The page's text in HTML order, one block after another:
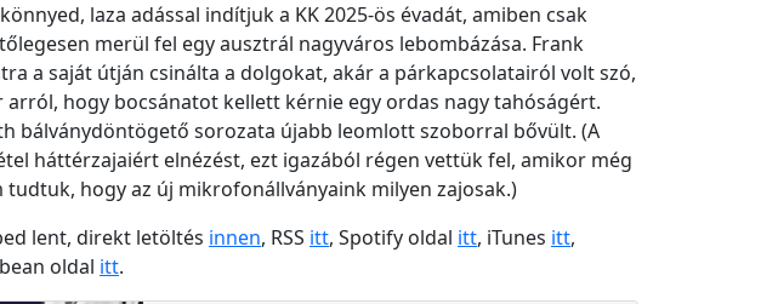
laza adással indítjuk a KK 2025-ös évadát, amiben csak
merül fel egy ausztrál nagyváros lebombázása. Frank
a saját útján csinálta a dolgokat, akár a párkapcsolatairól volt szó,
arról, hogy bocsánatot kellett kérnie egy ordas nagy tahóságért.
bálványdöntögető sorozata újabb leomlott szoborral bővült. (A
háttérzajaiért elnézést, ezt igazából régen vettük fel, amikor még
tudtuk, hogy az új mikrofonállványaink milyen zajosak.)
lent, direkt letöltés innen, RSS itt, Spotify oldal itt, iTunes itt,
oldal itt.